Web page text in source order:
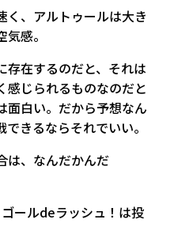
く、アルトゥールは大き
感。
存在するのだと、それは
感じられるものなのだと
面白い。だから予想なん
きるならそれでいい。
は、なんだかんだ
ールdeラッシュ！は投